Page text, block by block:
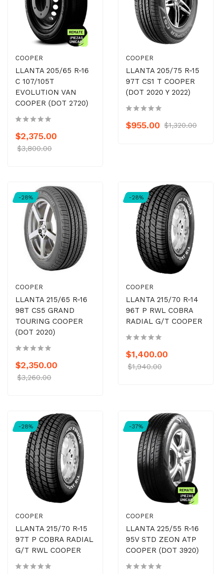
COOPER
LLANTA 205/65 R-16
C 107/105T
EVOLUTION VAN
COOPER (DOT 2720)
$2,375.00
$3,800.00
COOPER
LLANTA 205/75 R-15
97T CS1 T COOPER
(DOT 2020 Y 2022)
$955.00 $1,320.00
-28%
COOPER
LLANTA 215/65 R-16
98T CS5 GRAND
TOURING COOPER
(DOT 2020)
$2,350.00
$3,260.00
-28%
COOPER
LLANTA 215/70 R-14
96T P RWL COBRA
RADIAL G/T COOPER
$1,400.00
$1,940.00
-28%
COOPER
LLANTA 215/70 R-15
97T P COBRA RADIAL
G/T RWL COOPER
-37%
COOPER
LLANTA 225/55 R-16
95V STD ZEON ATP
COOPER (DOT 3920)